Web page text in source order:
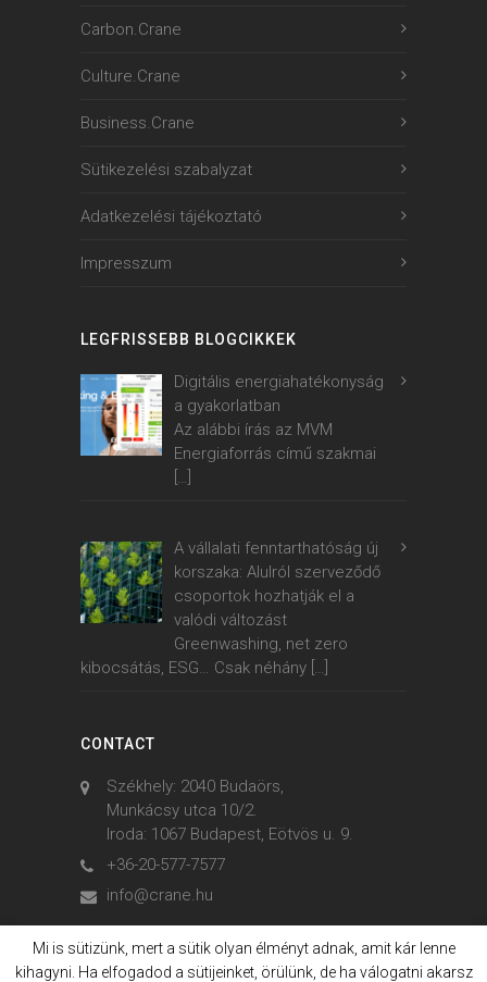
Carbon.Crane
Culture.Crane
Business.Crane
Sütikezelési szabalyzat
Adatkezelési tájékoztató
Impresszum
LEGFRISSEBB BLOGCIKKEK
Digitális energiahatékonyság
a gyakorlatban
Az alábbi írás az MVM
Energiaforrás című szakmai
[…]
A vállalati fenntarthatóság új
korszaka: Alulról szerveződő
csoportok hozhatják el a
valódi változást
Greenwashing, net zero
kibocsátás, ESG… Csak néhány […]
CONTACT
Székhely: 2040 Budaörs,
Munkácsy utca 10/2.
Iroda: 1067 Budapest, Eötvös u. 9.
+36-20-577-7577
info@crane.hu
Mi is sütizünk, mert a sütik olyan élményt adnak, amit kár lenne
kihagyni. Ha elfogadod a sütijeinket, örülünk, de ha válogatni akarsz